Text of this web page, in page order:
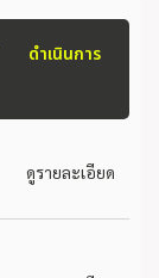
ดำเนินการ
ดูรายละเอียด